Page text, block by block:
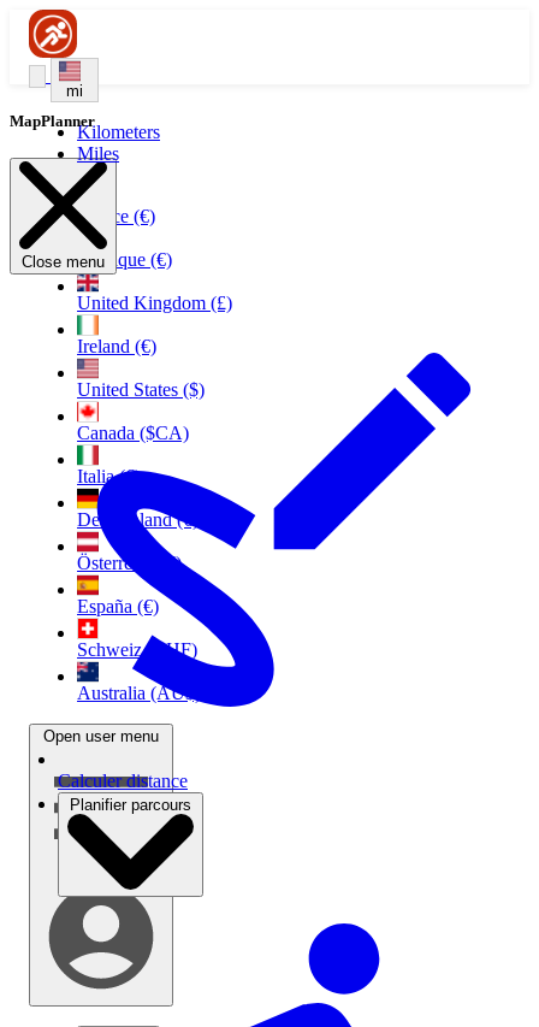
mi
Kilometers
Miles
France (€)
Belgique (€)
United Kingdom (£)
Ireland (€)
United States ($)
Canada ($CA)
Italia (€)
Deutschland (€)
Österreich (€)
España (€)
Schweiz (CHF)
Australia (AU$)
Open user menu
MapPlanner
Close menu
Calculer distance
Planifier parcours